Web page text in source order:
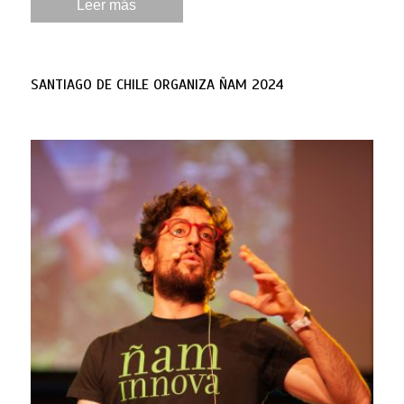
Leer más
SANTIAGO DE CHILE ORGANIZA ÑAM 2024